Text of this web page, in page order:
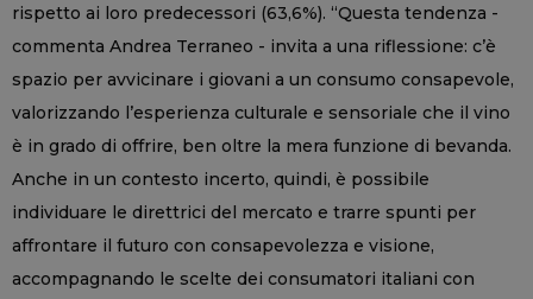
rispetto ai loro predecessori (63,6%). “Questa tendenza -
commenta Andrea Terraneo - invita a una riflessione: c’è
spazio per avvicinare i giovani a un consumo consapevole,
valorizzando l’esperienza culturale e sensoriale che il vino
è in grado di offrire, ben oltre la mera funzione di bevanda.
Anche in un contesto incerto, quindi, è possibile
individuare le direttrici del mercato e trarre spunti per
affrontare il futuro con consapevolezza e visione,
accompagnando le scelte dei consumatori italiani con